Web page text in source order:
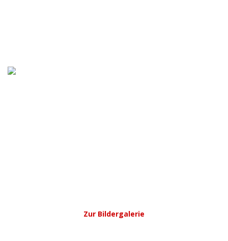
Zur Bildergalerie